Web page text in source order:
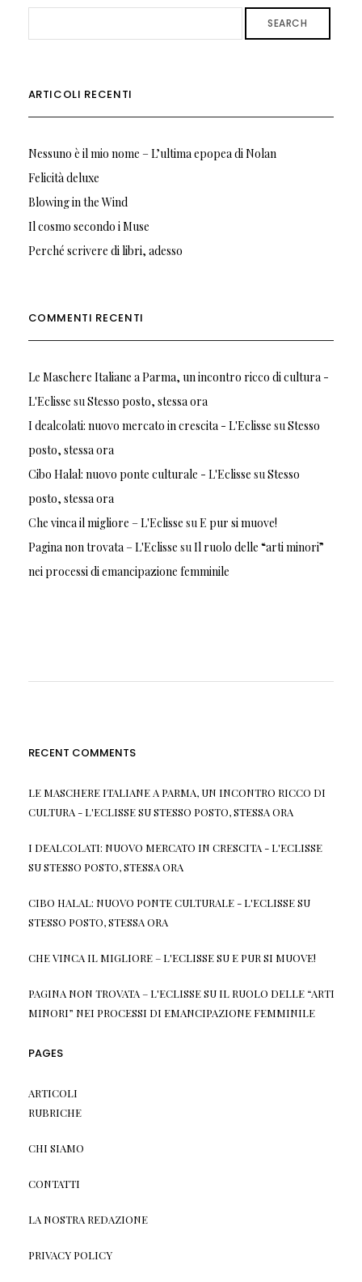
SEARCH
ARTICOLI RECENTI
Nessuno è il mio nome – L’ultima epopea di Nolan
Felicità deluxe
Blowing in the Wind
Il cosmo secondo i Muse
Perché scrivere di libri, adesso
COMMENTI RECENTI
Le Maschere Italiane a Parma, un incontro ricco di cultura -
L'Eclisse su Stesso posto, stessa ora
I dealcolati: nuovo mercato in crescita - L'Eclisse su Stesso
posto, stessa ora
Cibo Halal: nuovo ponte culturale - L'Eclisse su Stesso
posto, stessa ora
Che vinca il migliore – L'Eclisse su E pur si muove!
Pagina non trovata – L'Eclisse su Il ruolo delle “arti minori”
nei processi di emancipazione femminile
RECENT COMMENTS
LE MASCHERE ITALIANE A PARMA, UN INCONTRO RICCO DI
CULTURA - L'ECLISSESUSTESSO POSTO, STESSA ORA
I DEALCOLATI: NUOVO MERCATO IN CRESCITA - L'ECLISSE
SUSTESSO POSTO, STESSA ORA
CIBO HALAL: NUOVO PONTE CULTURALE - L'ECLISSESU
STESSO POSTO, STESSA ORA
CHE VINCA IL MIGLIORE – L'ECLISSESU E PUR SI MUOVE!
PAGINA NON TROVATA – L'ECLISSESU IL RUOLO DELLE “ARTI
MINORI” NEI PROCESSI DI EMANCIPAZIONE FEMMINILE
PAGES
ARTICOLI
RUBRICHE
CHI SIAMO
CONTATTI
LA NOSTRA REDAZIONE
PRIVACY POLICY